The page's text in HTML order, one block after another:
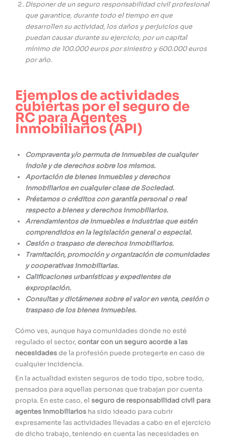
Disponer de un seguro responsabilidad civil profesional
que garantice, durante todo el tiempo en que
desarrollen su actividad, los daños y perjuicios que
puedan causar durante su ejercicio, por un capital
mínimo de 100.000 euros por siniestro y 600.000 euros
por año.
Ejemplos de actividades
cubiertas por el seguro de
RC para Agentes
Inmobiliarios (API)
Compraventa y/o permuta de inmuebles de cualquier
índole y de derechos sobre los mismos.
Aportación de bienes inmuebles y derechos
inmobiliarios en cualquier clase de Sociedad.
Préstamos o créditos con garantía personal o real
respecto a bienes y derechos inmobiliarios.
Arrendamientos de inmuebles e industrias que estén
comprendidos en la legislación general o especial.
Cesión o traspaso de derechos inmobiliarios.
Tramitación, promoción y organización de comunidades
y cooperativas inmobiliarias.
Calificaciones urbanísticas y expedientes de
expropiación.
Consultas y dictámenes sobre el valor en venta, cesión o
traspaso de los bienes inmuebles.
Cómo ves, aunque haya comunidades donde no esté
regulado el sector,contar con un seguro acorde a las
necesidadesde la profesión puede protegerte en caso de
cualquier incidencia.
En la actualidad existen seguros de todo tipo, sobre todo,
pensados para aquellas personas que trabajan por cuenta
propia. En este caso, el seguro de responsabilidad civil para
agentes inmobiliarios ha sido ideado para cubrir
expresamente las actividades llevadas a cabo en el ejercicio
de dicho trabajo, teniendo en cuenta las necesidades en